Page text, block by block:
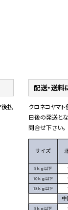
後払
配送・送料
クロネコヤマ
日後の発送と
問合せ下さい。